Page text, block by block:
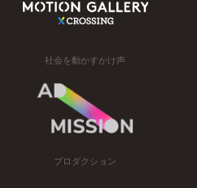
社会を動かすかけ声
プロダクション